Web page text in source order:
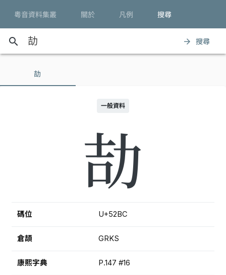
粵音資料集叢 關於 凡例 搜尋
search arrow_forward 搜尋
劼
一般資料
劼
碼位 U+52BC
倉頡 GRKS
康熙字典 P.147 #16